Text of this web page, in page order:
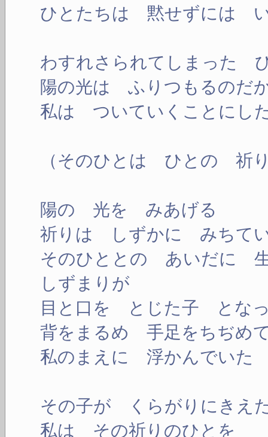
ひとたちは 黙せずには
わすれさられてしまった
陽の光は ふりつもるのだ
私は ついていくことにし
（そのひとは ひとの 祈
陽の 光を みあげる
祈りは しずかに みちて
そのひととの あいだに
しずまりが
目と口を とじた子 とな
背をまるめ 手足をちぢめ
私のまえに 浮かんでいた
その子が くらがりにきえ
私は その祈りのひとを